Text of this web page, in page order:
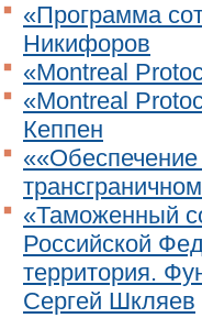
«Программа
Никифоров
«Montreal
«Montreal
Кеппен
«Таможенный
Российской
территория.
Сергей Шкляев